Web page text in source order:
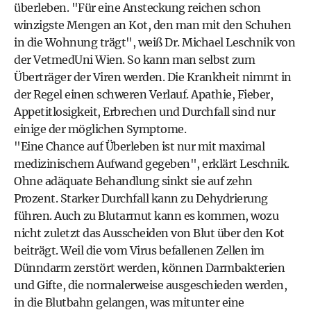
überleben. "Für eine Ansteckung reichen schon
winzigste Mengen an Kot, den man mit den Schuhen
in die Wohnung trägt", weiß Dr. Michael Leschnik von
der VetmedUni Wien. So kann man selbst zum
Überträger der Viren werden. Die Krankheit nimmt in
der Regel einen schweren Verlauf. Apathie, Fieber,
Appetitlosigkeit, Erbrechen und Durchfall sind nur
einige der möglichen Symptome.
"Eine Chance auf Überleben ist nur mit maximal
medizinischem Aufwand gegeben", erklärt Leschnik.
Ohne adäquate Behandlung sinkt sie auf zehn
Prozent. Starker Durchfall kann zu Dehydrierung
führen. Auch zu Blutarmut kann es kommen, wozu
nicht zuletzt das Ausscheiden von Blut über den Kot
beiträgt. Weil die vom Virus befallenen Zellen im
Dünndarm zerstört werden, können Darmbakterien
und Gifte, die normalerweise ausgeschieden werden,
in die Blutbahn gelangen, was mitunter eine